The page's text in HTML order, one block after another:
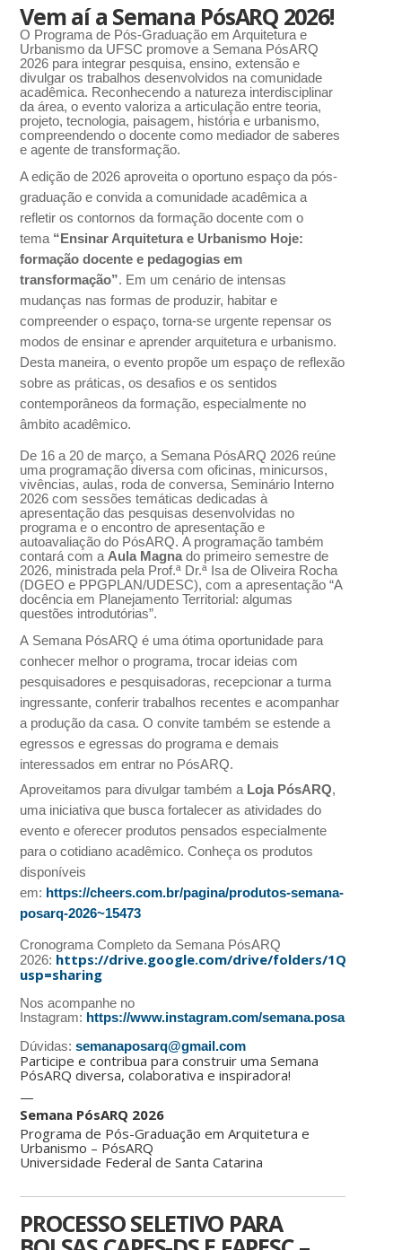
Vem aí a Semana PósARQ 2026!
O Programa de Pós-Graduação em Arquitetura e
Urbanismo da UFSC promove a Semana PósARQ
2026 para integrar pesquisa, ensino, extensão e
divulgar os trabalhos desenvolvidos na comunidade
acadêmica. Reconhecendo a natureza interdisciplinar
da área, o evento valoriza a articulação entre teoria,
projeto, tecnologia, paisagem, história e urbanismo,
compreendendo o docente como mediador de saberes
e agente de transformação.
A edição de 2026 aproveita o oportuno espaço da pós-
graduação e convida a comunidade acadêmica a
refletir os contornos da formação docente com o
tema “Ensinar Arquitetura e Urbanismo Hoje:
formação docente e pedagogias em
transformação”. Em um cenário de intensas
mudanças nas formas de produzir, habitar e
compreender o espaço, torna-se urgente repensar os
modos de ensinar e aprender arquitetura e urbanismo.
Desta maneira, o evento propõe um espaço de reflexão
sobre as práticas, os desafios e os sentidos
contemporâneos da formação, especialmente no
âmbito acadêmico.
De 16 a 20 de março, a Semana PósARQ 2026 reúne
uma programação diversa com oficinas, minicursos,
vivências, aulas, roda de conversa, Seminário Interno
2026 com sessões temáticas dedicadas à
apresentação das pesquisas desenvolvidas no
programa e o encontro de apresentação e
autoavaliação do PósARQ. A programação também
contará com a Aula Magna do primeiro semestre de
2026, ministrada pela Prof.ª Dr.ª Isa de Oliveira Rocha
(DGEO e PPGPLAN/UDESC), com a apresentação “A
docência em Planejamento Territorial: algumas
questões introdutórias”.
A Semana PósARQ é uma ótima oportunidade para
conhecer melhor o programa, trocar ideias com
pesquisadores e pesquisadoras, recepcionar a turma
ingressante, conferir trabalhos recentes e acompanhar
a produção da casa. O convite também se estende a
egressos e egressas do programa e demais
interessados em entrar no PósARQ.
Aproveitamos para divulgar também a Loja PósARQ,
uma iniciativa que busca fortalecer as atividades do
evento e oferecer produtos pensados especialmente
para o cotidiano acadêmico. Conheça os produtos
disponíveis
em: https://cheers.com.br/pagina/produtos-semana-
posarq-2026~15473
Cronograma Completo da Semana PósARQ
2026: https://drive.google.com/drive/folders/
usp=sharing
Nos acompanhe no
Instagram: https://www.instagram.com/semana.posarq
Dúvidas:semanaposarq@gmail.com
Participe e contribua para construir uma Semana
PósARQ diversa, colaborativa e inspiradora!
—
Semana PósARQ 2026
Programa de Pós-Graduação em Arquitetura e
Urbanismo – PósARQ
Universidade Federal de Santa Catarina
PROCESSO SELETIVO PARA